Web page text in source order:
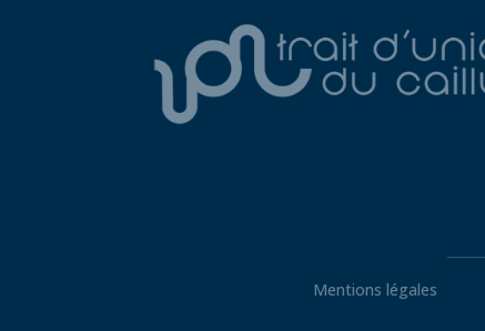
Mentions légales